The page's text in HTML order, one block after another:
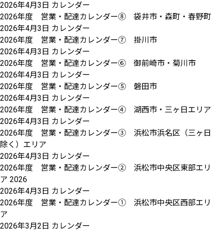
2026年4月3日 カレンダー
2026年度 営業・配達カレンダー⑧ 袋井市・森町・春野町
2026年4月3日 カレンダー
2026年度 営業・配達カレンダー⑦ 掛川市
2026年4月3日 カレンダー
2026年度 営業・配達カレンダー⑥ 御前崎市・菊川市
2026年4月3日 カレンダー
2026年度 営業・配達カレンダー⑤ 磐田市
2026年4月3日 カレンダー
2026年度 営業・配達カレンダー④ 湖西市・三ヶ日エリア
2026年4月3日 カレンダー
2026年度 営業・配達カレンダー③ 浜松市浜名区（三ヶ日
除く）エリア
2026年4月3日 カレンダー
2026年度 営業・配達カレンダー② 浜松市中央区東部エリ
ア 2026
2026年4月3日 カレンダー
2026年度 営業・配達カレンダー① 浜松市中央区西部エリ
ア
2026年3月2日 カレンダー